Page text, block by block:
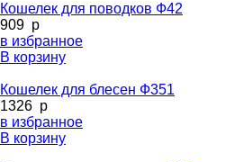
Кошелек для поводков Ф42
909 p
в избранное
В корзину
Кошелек для блесен Ф351
1326 p
в избранное
В корзину